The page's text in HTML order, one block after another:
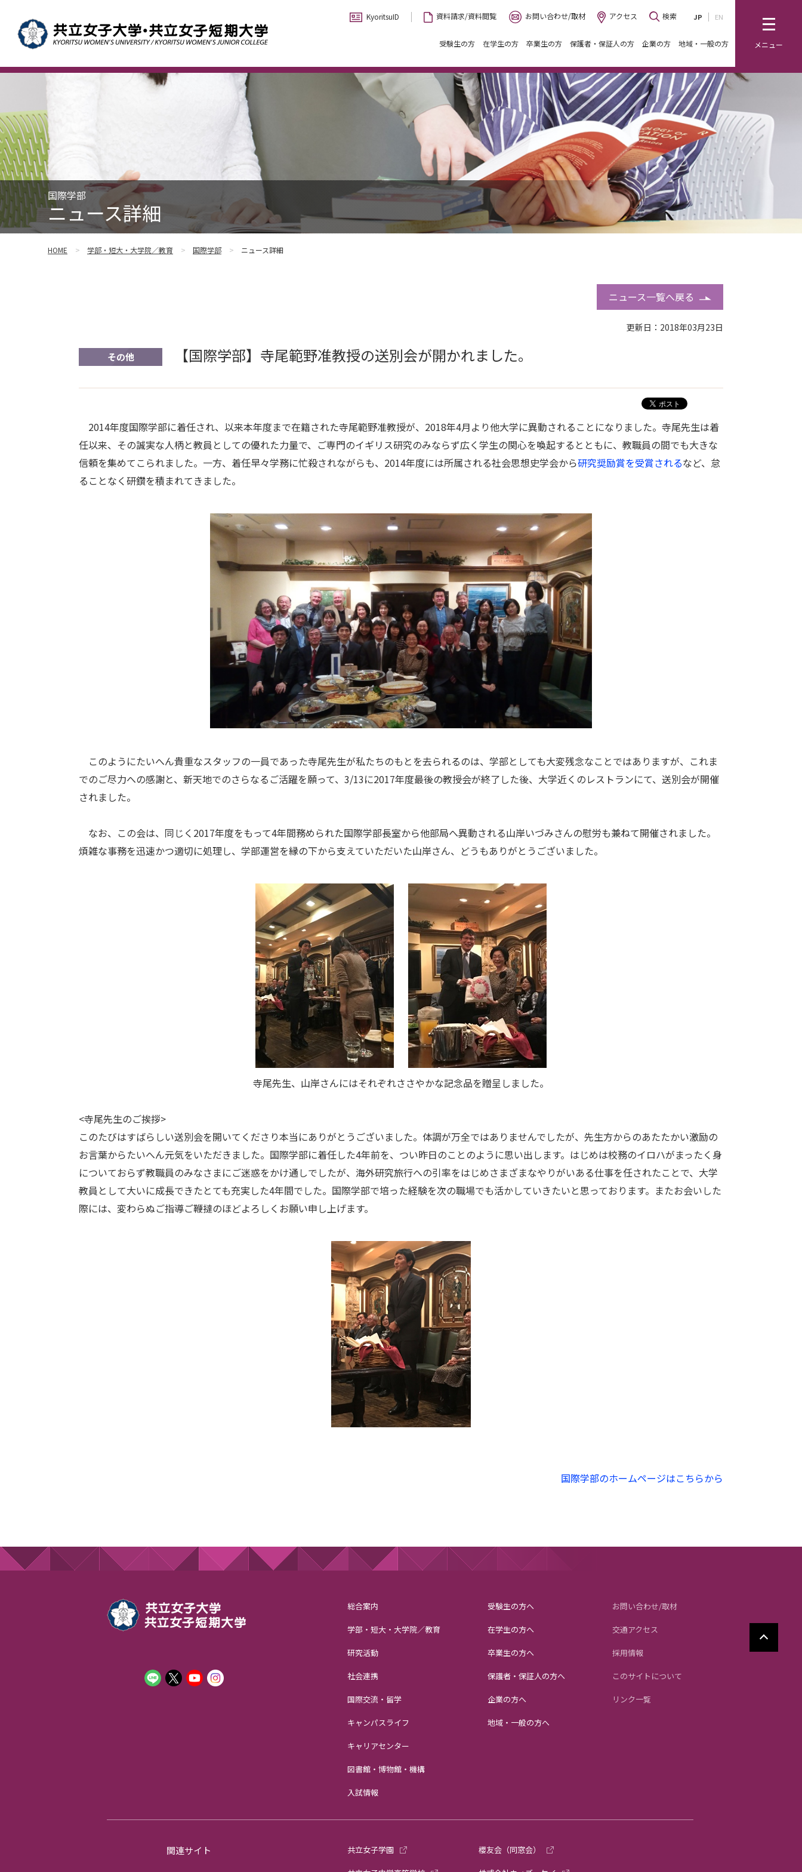
メニュー
検索 JP EN
KyoritsuID 資料請求/資料閲覧 お問い合わせ/取材 アクセス
受験生の方 在学生の方 卒業生の方 保護者・保証人の方 企業の方 地域・一般の方
国際学部
ニュース詳細
HOME 学部・短大・大学院／教育 国際学部 ニュース詳細
ニュース一覧へ戻る
更新日：2018年03月23日
その他 【国際学部】寺尾範野准教授の送別会が開かれました。
2014年度国際学部に着任され、以来本年度まで在籍された寺尾範野准教授が、 2018年4月より他大学に異動されることになりました。寺尾先生は着
任以来、その誠実な人柄と教員としての優れた力量で、ご専門のイギリス研究のみならず広く学生の関心を喚起するとともに、教職員の間でも大きな
信頼を集めてこられました。一方、着任早々学務に忙殺されながらも、 2014年度には所属される社会思想史学会から研究奨励賞を受賞されるなど、怠
ることなく研鑽を積まれてきました。
このようにたいへん貴重なスタッフの一員であった寺尾先生が私たちのもとを去られるのは、学部としても大変残念なことではありますが、これま
でのご尽力への感謝と、新天地でのさらなるご活躍を願って、3/13に2017年度最後の教授会が終了した後、大学近くのレストランにて、送別会が開催
されました。
なお、この会は、同じく2017年度をもって4年間務められた国際学部長室から他部局へ異動される山岸いづみさんの慰労も兼ねて開催されました。
煩雑な事務を迅速かつ適切に処理し、学部運営を縁の下から支えていただいた山岸さん、どうもありがとうございました。
寺尾先生、山岸さんにはそれぞれささやかな記念品を贈呈しました。
<寺尾先生のご挨拶>
このたびはすばらしい送別会を開いてくださり本当にありがとうございました。体調が万全ではありませんでしたが、先生方からのあたたかい激励の
お言葉からたいへん元気をいただきました。国際学部に着任した4年前を、つい昨日のことのように思い出します。はじめは校務のイロハがまったく身
についておらず教職員のみなさまにご迷惑をかけ通しでしたが、海外研究旅行への引率をはじめさまざまなやりがいある仕事を任されたことで、大学
教員として大いに成長できたとても充実した4年間でした。国際学部で培った経験を次の職場でも活かしていきたいと思っております。またお会いした
際には、変わらぬご指導ご鞭撻のほどよろしくお願い申し上げます。
国際学部のホームページはこちらから
総合案内
学部・短大・大学院／教育
研究活動
社会連携
国際交流・留学
キャンパスライフ
キャリアセンター
図書館・博物館・機構
入試情報
受験生の方へ
在学生の方へ
卒業生の方へ
保護者・保証人の方へ
企業の方へ
地域・一般の方へ
お問い合わせ/取材
交通アクセス
採用情報
このサイトについて
リンク一覧
関連サイト 共立女子学園 櫻友会（同窓会）